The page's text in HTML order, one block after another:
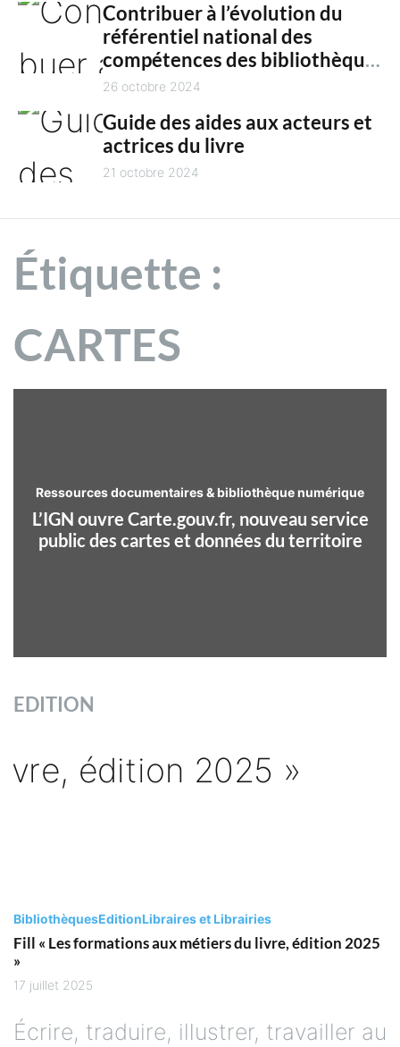
Contribuer à l’évolution du
référentiel national des
compétences des bibliothèques
territoriales
26 octobre 2024
Guide des aides aux acteurs et
actrices du livre
21 octobre 2024
Étiquette :
CARTES
Ressources documentaires & bibliothèque numérique
L’IGN ouvre Carte.gouv.fr, nouveau service
public des cartes et données du territoire
EDITION
BibliothèquesEditionLibraires et Librairies
Fill « Les formations aux métiers du livre, édition 2025
»
17 juillet 2025
Écrire, traduire, illustrer, travailler au